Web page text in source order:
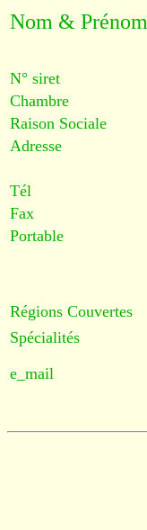
Nom & Prénom
N° siret
Chambre
Raison Sociale
Adresse
Tél
Fax
Portable
Régions Couvertes
Spécialités
e_mail